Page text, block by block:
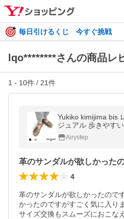
毎日引けるくじ 今すぐ挑戦
lqo********さんの商品レ
1 - 10件 / 21件
Yukiko kimijima bis レディース サンダル カ
Airystep
4
革のサンダルが欲しかったので
かったのですがすごく気に入り
サイズ交換もスムーズにおこな